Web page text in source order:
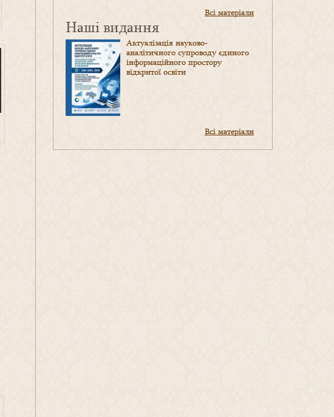
Всі матеріали
Наші видання
Актуалізація науково-
аналітичного супроводу єдиного
інформаційного простору
відкритої освіти
Всі матеріали